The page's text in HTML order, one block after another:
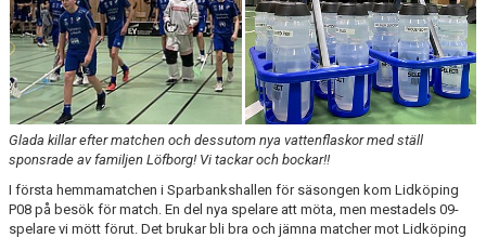
Glada killar efter matchen och dessutom nya vattenflaskor med ställ
sponsrade av familjen Löfborg! Vi tackar och bockar!!
I första hemmamatchen i Sparbankshallen för säsongen kom Lidköping
P08 på besök för match. En del nya spelare att möta, men mestadels 09-
spelare vi mött förut. Det brukar bli bra och jämna matcher mot Lidköping